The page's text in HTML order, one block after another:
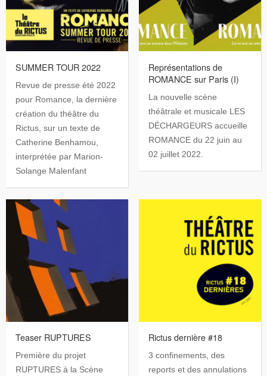
SUMMER TOUR 2022
Revue de presse été 2022
pour Romance, la dernière
création du théâtre du
Rictus, sur un texte de
Catherine Benhamou,
interprétée par Marion-
Solange Malenfant
Représentations de
ROMANCE sur Paris (I)
La nouvelle scène
théâtrale et musicale LES
DÉCHARGEURS accueille
ROMANCE du 22 juin au
02 juillet 2022.
Teaser RUPTURES
Première du projet
RUPTURES à la Scène
Rictus dernière #18
3 confinements, des
reports et des annulations